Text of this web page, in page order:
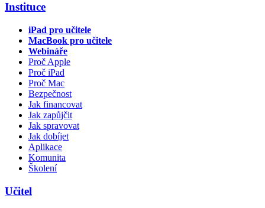
Instituce
iPad pro učitele
MacBook pro učitele
Webináře
Proč Apple
Proč iPad
Proč Mac
Bezpečnost
Jak financovat
Jak zapůjčit
Jak spravovat
Jak dobíjet
Aplikace
Komunita
Školení
Učitel